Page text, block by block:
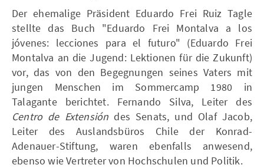
Der ehemalige Präsident Eduardo Frei Ruiz Tagle
stellte das Buch "Eduardo Frei Montalva a los
jóvenes: lecciones para el futuro" (Eduardo Frei
Montalva an die Jugend: Lektionen für die Zukunft)
vor, das von den Begegnungen seines Vaters mit
jungen Menschen im Sommercamp 1980 in
Talagante berichtet. Fernando Silva, Leiter des
Centro de Extensión des Senats, und Olaf Jacob,
Leiter des Auslandsbüros Chile der Konrad-
Adenauer-Stiftung, waren ebenfalls anwesend,
ebenso wie Vertreter von Hochschulen und Politik.